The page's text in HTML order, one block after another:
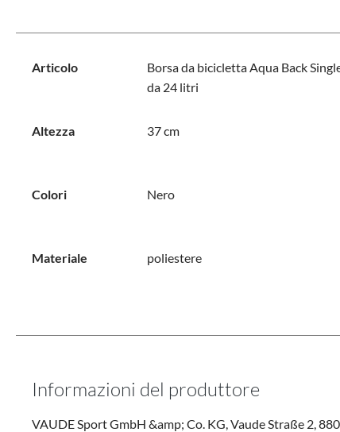
Articolo
Borsa da bicicletta Aqua Back
da 24 litri
Altezza 37 cm
Colori Nero
Materiale poliestere
Informazioni del produttore
VAUDE Sport GmbH &amp; Co. KG, Vaude Straße 2,